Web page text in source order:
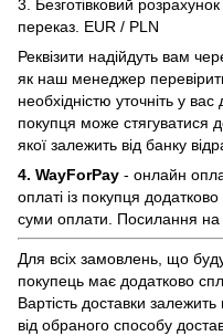
3. Безготівковий
переказ. EUR / PLN
Реквізити надійдуть вам
як наш менеджер
необхідністю уточніть у
покупця може стягуватися
якої залежить від банку
4. WayForPay - онлайн
оплаті із покупця додатково
суми оплати. Посилання
Для всіх замовлень, що
покупець має додатково
Вартість доставки
від обраного способу